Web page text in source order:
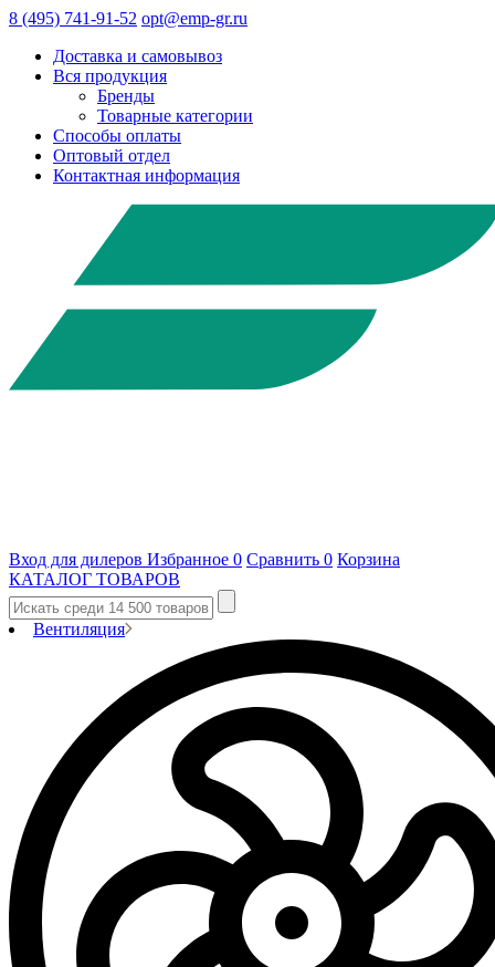
8 (495) 741-91-52 opt@emp-gr.ru
Доставка и самовывоз
Вся продукция
Бренды
Товарные категории
Способы оплаты
Оптовый отдел
Контактная информация
Вход для дилеров Избранное 0 Сравнить 0 Корзина
КАТАЛОГ ТОВАРОВ
Вентиляция